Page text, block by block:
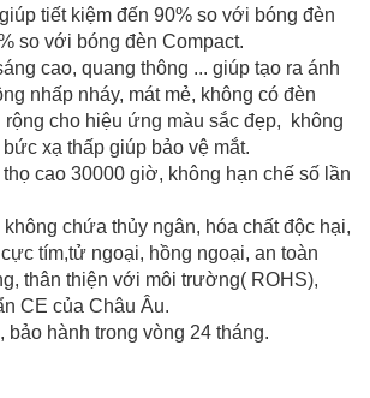
tiết kiệm đến 90% so với bóng đèn
so với bóng đèn Compact.
cao, quang thông ... giúp tạo ra ánh
nhấp nháy, mát mẻ, không có đèn
rộng cho hiệu ứng màu sắc đẹp, không
xạ thấp giúp bảo vệ mắt.
cao 30000 giờ, không hạn chế số lần
chứa thủy ngân, hóa chất độc hại,
tím,tử ngoại, hồng ngoại, an toàn
thân thiện với môi trường( ROHS),
CE của Châu Âu.
bảo hành trong vòng 24 tháng.